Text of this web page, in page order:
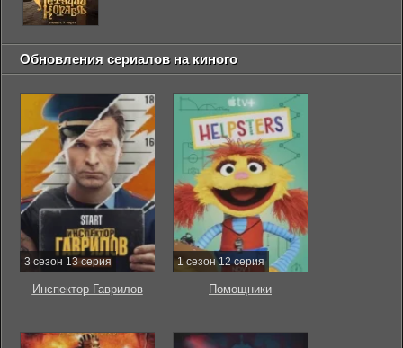
Обновления сериалов на киного
3 сезон 13 серия
Инспектор Гаврилов
1 сезон 12 серия
Помощники